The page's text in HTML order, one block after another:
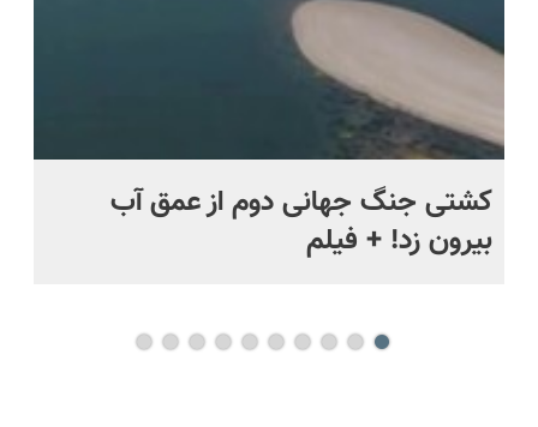
کشتی‌ جنگ جهانی دوم از عمق آب
بیرون زد! + فیلم